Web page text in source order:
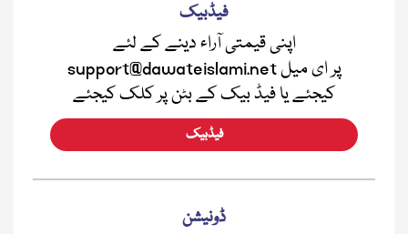
فیڈبیک
اپنی قیمتی آراء دینے کے لئے
support@dawateislami.net پر ای میل
کیجئے یا فیڈ بیک کے بٹن پر کلک کیجئے
فیڈبیک
ڈونیشن